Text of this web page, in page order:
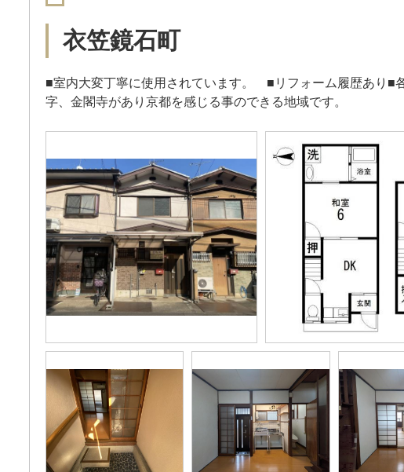
衣笠鏡石町
■室内大変丁寧に使用されています。 ■リフォーム履歴あり■
字、金閣寺があり京都を感じる事のできる地域です。